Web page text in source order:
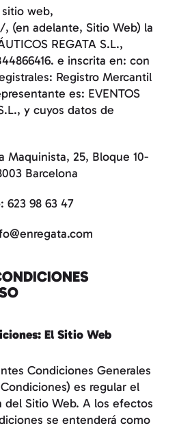
web,
(en adelante, Sitio Web) la
REGATA S.L.,
e inscrita en: con
Registro Mercantil
es: EVENTOS
y cuyos datos de
Maquinista, 25, Bloque 10-
Barcelona
623 98 63 47
El Sitio Web
Condiciones Generales
es regular el
del Sitio Web. A los efectos
se entenderá como